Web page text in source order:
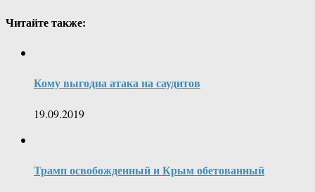
Читайте также:
Кому выгодна атака на саудитов
19.09.2019
Трамп освобожденный и Крым обетованный